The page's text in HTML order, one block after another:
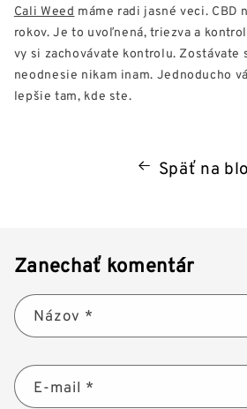
Cali Weed máme radi jasné veci. CBD
rokov. Je to uvoľnená, triezva a
vy si zachovávate kontrolu. Zostávate
neodnesie nikam inam. Jednoducho
lepšie tam, kde ste.
Späť na
Zanechať komentár
Názov *
E-mail *